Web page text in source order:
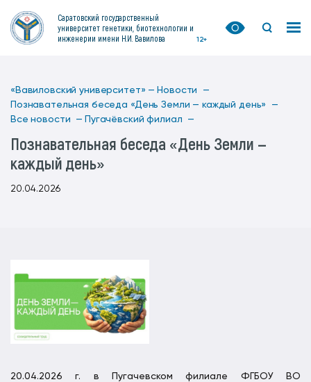
Саратовский государственный
университет генетики, биотехнологии и
инженерии имени Н.И. Вавилова
12+
«Вавиловский университет» — Новости —
Познавательная беседа «День Земли — каждый день» —
Все новости — Пугачёвский филиал —
Познавательная беседа «День Земли —
каждый день»
20.04.2026
20.04.2026 г. в Пугачевском филиале ФГБОУ ВО